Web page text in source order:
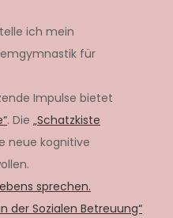
ich mein
für
Impulse bietet
. Die „Schatzkiste
neue kognitive
sprechen.
der Sozialen Betreuung“